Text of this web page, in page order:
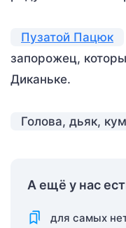
Пузатой Пацюк
запорожец,
Диканьке.
Голова, дьяк,
А ещё у нас
для самых